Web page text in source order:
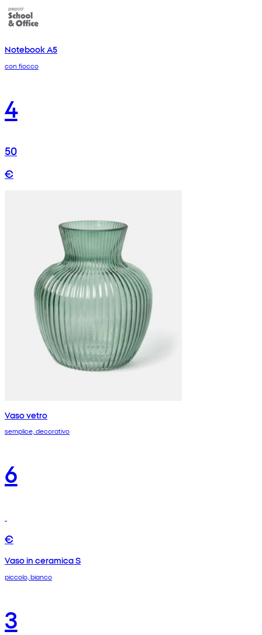
Notebook A5
con fiocco
4
50
€
Vaso vetro
semplice, decorativo
6
€
Vaso in ceramica S
piccolo, bianco
3